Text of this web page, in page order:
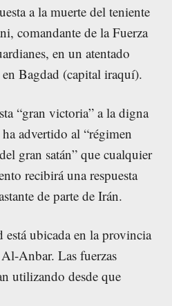
a la muerte del teniente
comandante de la Fuerza
en un atentado
Bagdad (capital iraquí).
“gran victoria” a la digna
advertido al “régimen
gran satán” que cualquier
recibirá una respuesta
de parte de Irán.
ubicada en la provincia
Anbar. Las fuerzas
utilizando desde que